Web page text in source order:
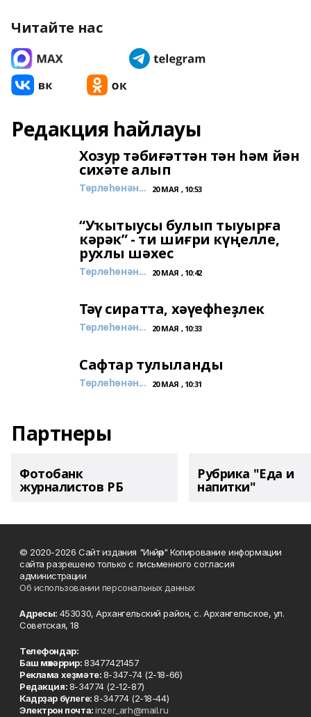
Читайте нас
Редакция һайлауы
Хозур тәбиғәттән тән һәм йән
сихәте алып
Төрлөһөнән... 20 МАЯ , 10:53
“Уҡытыусы булып тыуырға
кәрәк” - ти шиғри күңелле,
рухлы шәхес
Төрлөһөнән... 20 МАЯ , 10:42
Тәү сиратта, хәүефһеҙлек
Төрлөһөнән... 20 МАЯ , 10:33
Сафтар тулыланды
Төрлөһөнән... 20 МАЯ , 10:31
Партнеры
Фотобанк
журналистов РБ
Рубрика "Еда и
напитки"
© 2020-2026 Сайт издания "Инйәр" Копирование информации
сайта разрешено только с письменного согласия
администрации
Об использовании персональных данных
Адресы: 453030, Архангельский район, с. Архангельское, ул.
Советская, 18
Телефондар:
Баш мөхәррир:83477421457
Реклама хеҙмәте:8-347-74 (2-18-66)
Редакция:8-34774 (2-12-87)
Кадрҙар бүлеге:8-34774 (2-18-44)
Электрон почта:inzer_arh@mail.ru